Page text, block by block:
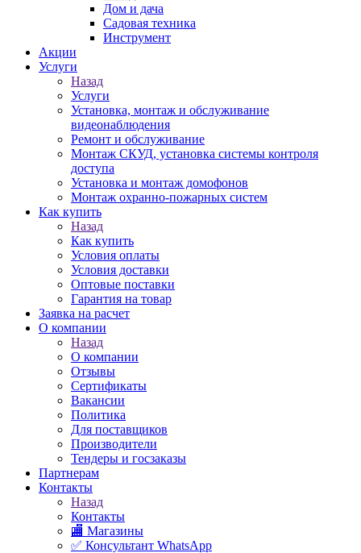
Дом и дача
Садовая техника
Инструмент
Акции
Услуги
Назад
Услуги
Установка, монтаж и обслуживание
видеонаблюдения
Ремонт и обслуживание
Монтаж СКУД, установка системы контроля
доступа
Установка и монтаж домофонов
Монтаж охранно-пожарных систем
Как купить
Назад
Как купить
Условия оплаты
Условия доставки
Оптовые поставки
Гарантия на товар
Заявка на расчет
О компании
Назад
О компании
Отзывы
Сертификаты
Вакансии
Политика
Для поставщиков
Производители
Тендеры и госзаказы
Партнерам
Контакты
Назад
Контакты
🏬 Магазины
✅️ Консультант WhatsApp